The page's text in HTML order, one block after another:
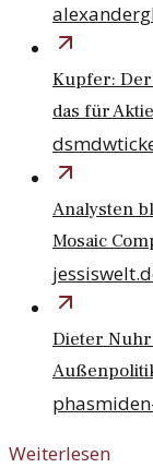
Kupfer: Der
das für
Analysten
Mosaic
Dieter
Weiterlesen